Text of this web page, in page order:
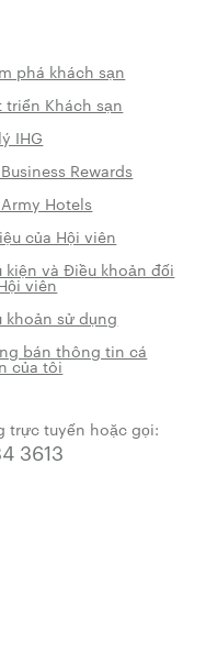
phá khách sạn
triển Khách sạn
IHG
Rewards
Hotels
của Hội viên
kiện và Điều khoản đối
viên
khoản sử dụng
bán thông tin cá
của tôi
trực tuyến hoặc gọi:
3613